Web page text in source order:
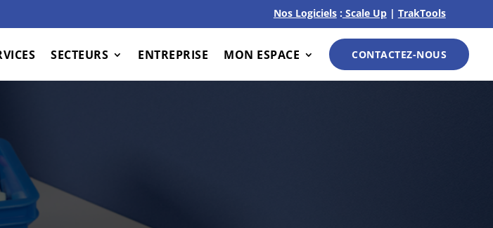
Nos Logiciels: Scale Up| TrakTools
SECTEURS ENTREPRISE MON ESPACE CONTACTEZ-NOUS